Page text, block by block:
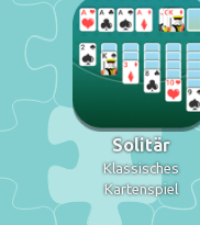
Solitär
Klassisches
Kartenspiel